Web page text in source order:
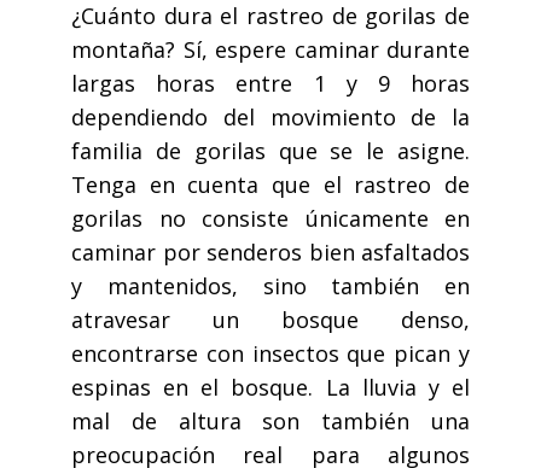
¿Cuánto dura el rastreo de gorilas de
montaña? Sí, espere caminar durante
largas horas entre 1 y 9 horas
dependiendo del movimiento de la
familia de gorilas que se le asigne.
Tenga en cuenta que el rastreo de
gorilas no consiste únicamente en
caminar por senderos bien asfaltados
y mantenidos, sino también en
atravesar un bosque denso,
encontrarse con insectos que pican y
espinas en el bosque. La lluvia y el
mal de altura son también una
preocupación real para algunos